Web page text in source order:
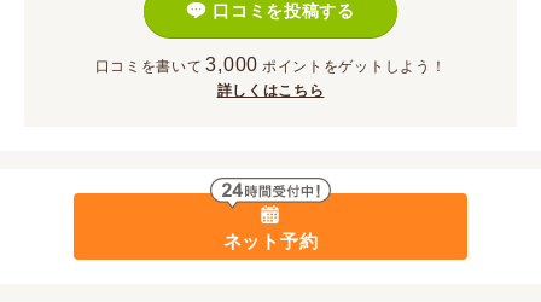
口コミを投稿する
口コミを書いて 3,000 ポイント をゲットしよう！
詳しくはこちら
ネット予約